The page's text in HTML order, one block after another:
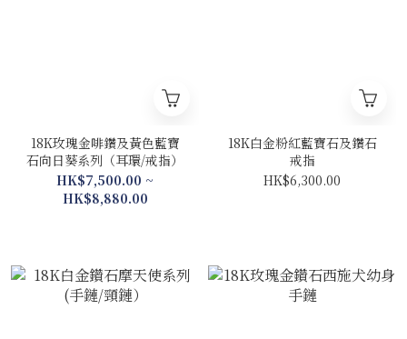
18K玫瑰金啡鑽及黃色藍寶
石向日葵系列（耳環/戒指）
HK$7,500.00 ~
HK$8,880.00
18K白金粉紅藍寶石及鑽石
戒指
HK$6,300.00